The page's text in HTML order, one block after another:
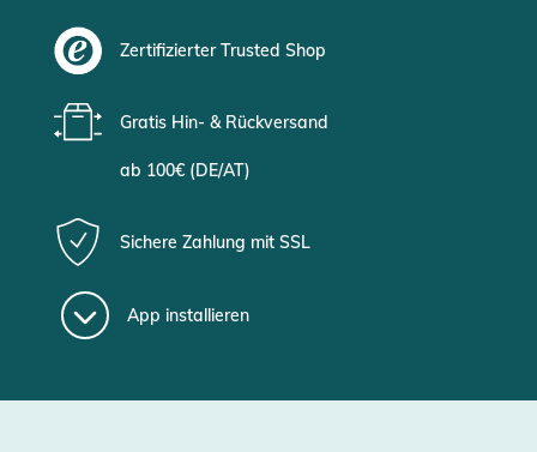
Zertifizierter Trusted Shop
Gratis Hin- & Rückversand
ab 100€ (DE/AT)
Sichere Zahlung mit SSL
App installieren